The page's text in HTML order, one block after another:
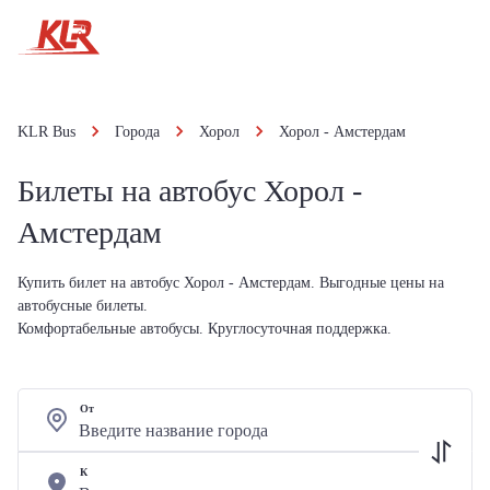
KLR Bus Города Хорол Хорол - Амстердам
Билеты на автобус Хорол -
Амстердам
Купить билет на автобус Хорол - Амстердам. Выгодные цены на
автобусные билеты.
Комфортабельные автобусы. Круглосуточная поддержка.
От
К